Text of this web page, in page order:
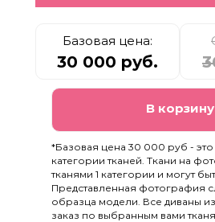
Базовая цена:
30 000 руб.
В корзину
*Базовая цена 30 000 руб - это
категории тканей. Ткани на
тканями 1 категории и могут
Представленная фотография
образца модели. Все диваны
заказ по выбранным вами